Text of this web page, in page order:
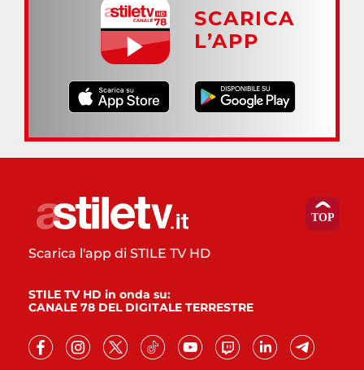
SCARICA
L’APP
Scarica l'app di STILE TV HD
STILE TV HD in onda su:
CANALE 78 DEL DIGITALE TERRESTRE